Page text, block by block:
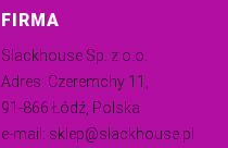
FIRMA
Slackhouse Sp. z o.o.
Adres: Czeremchy 11,
91-866 Łódź, Polska
e-mail: sklep@slackhouse.pl